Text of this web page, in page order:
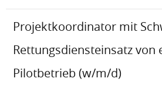
Projektkoordinator mit
Rettungsdiensteinsatz von
Pilotbetrieb (w/m/d)